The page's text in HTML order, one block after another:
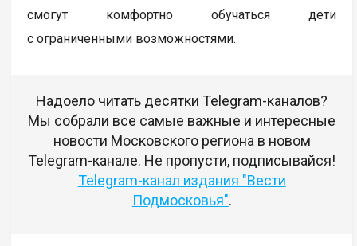
смогут комфортно обучаться дети
с ограниченными возможностями.
Надоело читать десятки Telegram-каналов?
Мы собрали все самые важные и интересные
новости Московского региона в новом
Telegram-канале. Не пропусти, подписывайся!
Telegram-канал издания "Вести
Подмосковья".